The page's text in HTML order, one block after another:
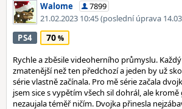
Walome
7899
21.02.2023 10:45(poslední úprava
PS4 70
Rychle a zběsile videoherního průmyslu.
zmatenější než ten předchozí a jeden by už
série vlastně začínala. Pro mě série začala
jsem sice s vypětím všech sil dohrál, ale
nezaujala téměř ničím. Dvojka přinesla